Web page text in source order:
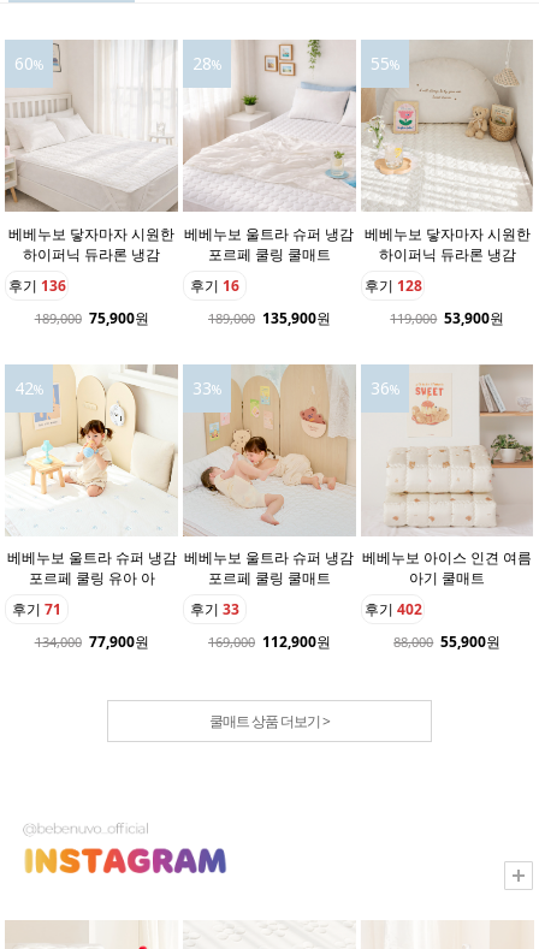
60%
베베누보 닿자마자 시원한
하이퍼닉 듀라론 냉감
후기 136
189,000 75,900원
28%
베베누보 울트라 슈퍼 냉감
포르페 쿨링 쿨매트
후기 16
189,000 135,900원
55%
베베누보 닿자마자 시원한
하이퍼닉 듀라론 냉감
후기 128
119,000 53,900원
42%
베베누보 울트라 슈퍼 냉감
포르페 쿨링 유아 아
후기71
134,000 77,900원
33%
베베누보 울트라 슈퍼 냉감
포르페 쿨링 쿨매트
후기33
169,000 112,900원
36%
베베누보 아이스 인견 여름
아기 쿨매트
후기 402
88,000 55,900원
쿨매트 상품 더보기 >